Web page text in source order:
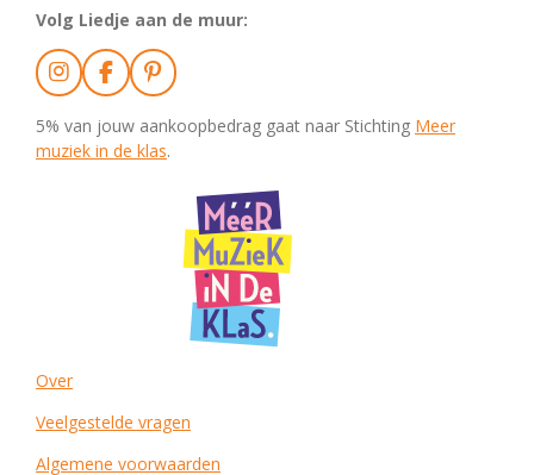
Volg Liedje aan de muur:
I
n
s
t
a
F
a
c
e
b
P
i
n
t
e
5% van jouw aankoopbedrag gaat naar Stichting Meer
muziek in de klas.
Over
Veelgestelde vragen
Algemene voorwaarden